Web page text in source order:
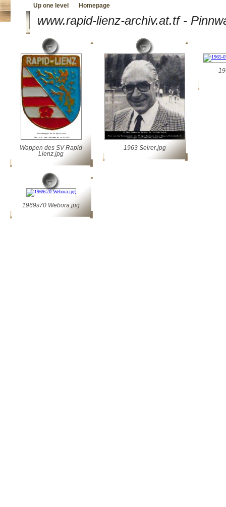
www.rapid-lienz-archiv.at.tf -
Up one level Homepage
Wappen des SV Rapid
Lienz.jpg
1963 Seirer.jpg
1969s70 Webora.jpg